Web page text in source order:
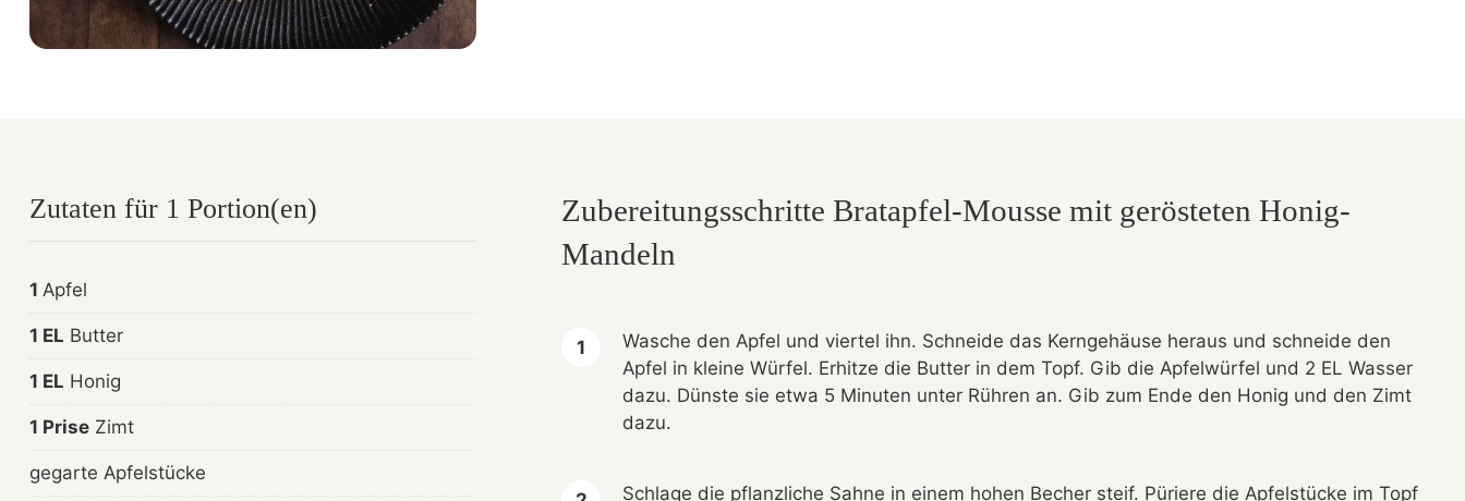
Zutaten für 1 Portion(en)
1 Apfel
1 EL Butter
1 EL Honig
1 Prise Zimt
gegarte Apfelstücke
Zubereitungsschritte Bratapfel-Mousse mit gerösteten Honig-
Mandeln
Wasche den Apfel und viertel ihn. Schneide das Kerngehäuse heraus und schneide den
Apfel in kleine Würfel. Erhitze die Butter in dem Topf. Gib die Apfelwürfel und 2 EL Wasser
dazu. Dünste sie etwa 5 Minuten unter Rühren an. Gib zum Ende den Honig und den Zimt
dazu.
Schlage die pflanzliche Sahne in einem hohen Becher steif. Püriere die Apfelstücke im Topf